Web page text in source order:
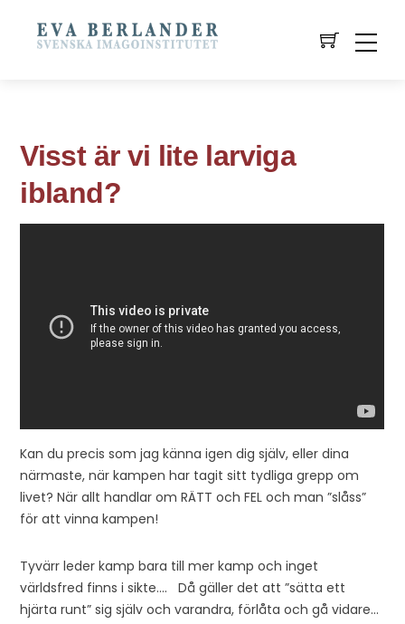
Visst är vi lite larviga
ibland?
Kan du precis som jag känna igen dig själv, eller dina
närmaste, när kampen har tagit sitt tydliga grepp om
livet? När allt handlar om RÄTT och FEL och man ”slåss”
för att vinna kampen!
Tyvärr leder kamp bara till mer kamp och inget
världsfred finns i sikte…. Då gäller det att ”sätta ett
hjärta runt” sig själv och varandra, förlåta och gå vidare…